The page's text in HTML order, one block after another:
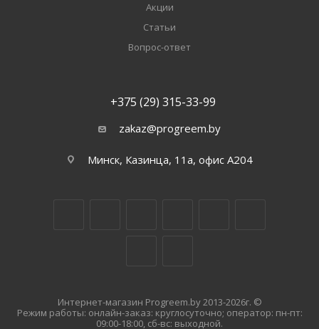
Акции
Статьи
Вопрос-ответ
+375 (29) 315-33-99
zakaz@progreem.by
Минск, Казинца, 11а, офис А204
Интернет-магазин Progreem.by 2013-2026г. ©
Режим работы: онлайн-заказ: круглосуточно; оператор: пн-пт:
09:00-18:00, сб-вс: выходной.